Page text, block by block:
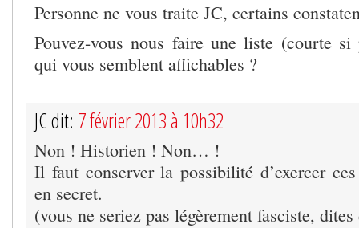
Personne ne vous traite JC, certains
Pouvez-vous nous faire une liste (courte
qui vous semblent affichables ?
JC dit: 7 février 2013 à 10h32
Non ! Historien ! Non… !
Il faut conserver la possibilité d’exercer
en secret.
(vous ne seriez pas légèrement fasciste,